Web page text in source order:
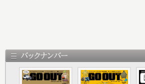
68 冬のシューズ2023
96 GO CROSSTREK
99 GO OUT Choice